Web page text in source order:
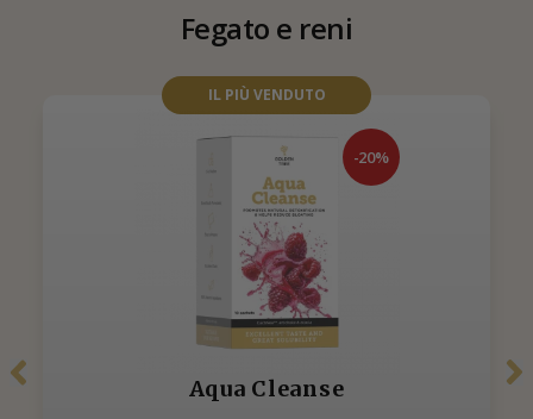
Fegato e reni
IL PIÙ VENDUTO
-20%
Aqua Cleanse